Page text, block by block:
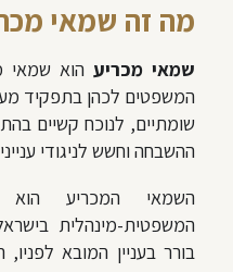
מה זה שמאי
שמאי מכריע הוא שמאי
המשפטים לכהן בתפקיד
שומתיים, לנוכח קשיים
ההשבחה וחשש לניגודי
השמאי המכריע הוא
המשפטית-מינהלית
בורר בעניין המובא לפניו,